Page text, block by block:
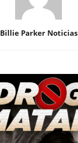
Billie Parker Noticias